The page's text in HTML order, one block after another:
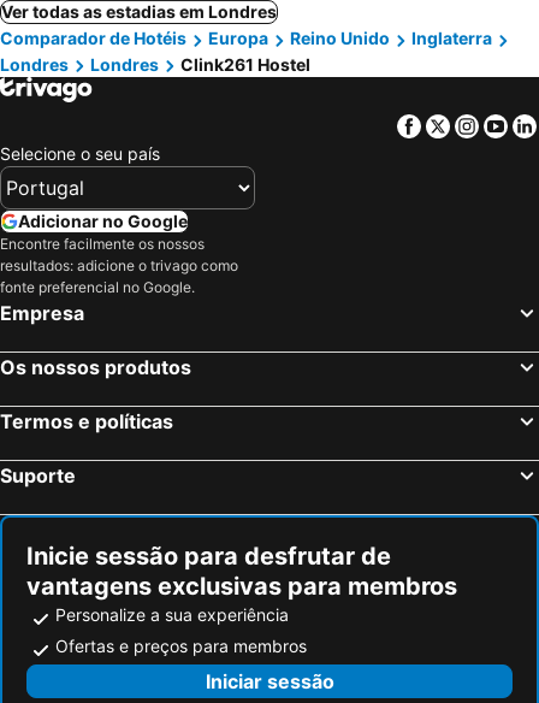
Ver todas as estadias em Londres
Comparador de Hotéis
Europa Reino Unido
Inglaterra
Londres
Londres Clink261 Hostel
Facebook
Twitter
Selecione o seu país
Adicionar no Google
Encontre facilmente os nossos
resultados: adicione o trivago como
fonte preferencial no Google.
Empresa
Os nossos produtos
Termos e políticas
Suporte
Inicie sessão para desfrutar de
vantagens exclusivas para membros
Personalize a sua experiência
Ofertas e preços para membros
Iniciar sessão